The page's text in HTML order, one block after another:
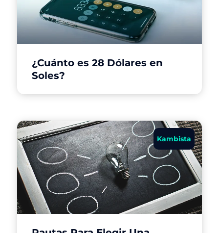
¿Cuánto es 28 Dólares en
Soles?
Kambista